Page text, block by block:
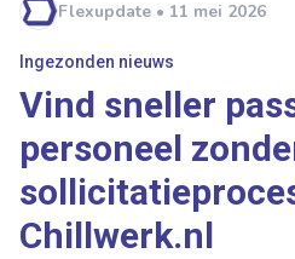
Flexupdate • 11 mei 2026
Ingezonden nieuws
Vind sneller
personeel
Chillwerk.nl